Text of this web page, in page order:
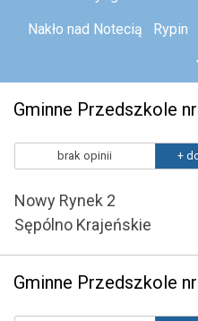
Nakło nad Notecią
Rypin
brak opinii +
Nowy Rynek 2
Sępólno Krajeńskie